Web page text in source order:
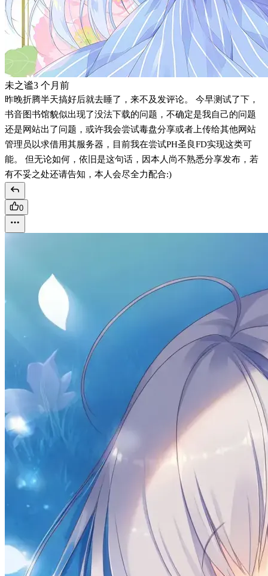
未之谧3 个月前
昨晚折腾半天搞好后就去睡了，来不及发评论。 今早测试了下，
书音图书馆貌似出现了没法下载的问题，不确定是我自己的问题
还是网站出了问题，或许我会尝试毒盘分享或者上传给其他网站
管理员以求借用其服务器，目前我在尝试PH圣良FD实现这类可
能。 但无论如何，依旧是这句话，因本人尚不熟悉分享发布，若
有不妥之处还请告知，本人会尽全力配合:)
0